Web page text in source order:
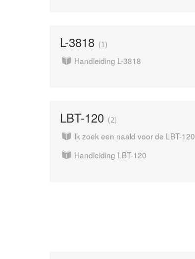
L-3818 1
Handleiding L-3818
LBT-120 2
Ik zoek een naald voor de LBT-120
Handleiding LBT-120